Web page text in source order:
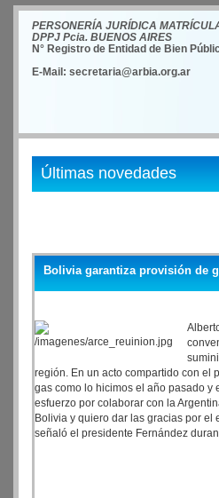
PERSONERÍA JURÍDICA
DPPJ Pcia. BUENOS AIRES
N° Registro de Entidad de Bien
E-Mail: secretaria@arbia.org.ar
Últimas novedades
Bolivia garantiza provisión de
región. En un acto compartido con el
gas como lo hicimos el año pasado y
esfuerzo por colaborar con la
Bolivia y quiero dar las gracias por
señaló el presidente Fernández